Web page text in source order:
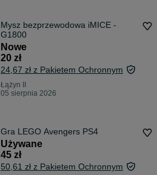
Mysz bezprzewodowa iMICE -
G1800
Nowe
20 zł
24,67 zł z Pakietem Ochronnym
Łążyn II
05 sierpnia 2026
Gra LEGO Avengers PS4
Używane
45 zł
50,61 zł z Pakietem Ochronnym